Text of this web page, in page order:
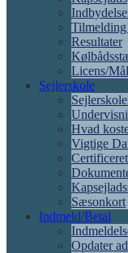
Tilmelding
Resultater
Licens/
Sejlerskole
Hvad
Vigtige
Sæsonkort
Indmeld/Betal
Opdater